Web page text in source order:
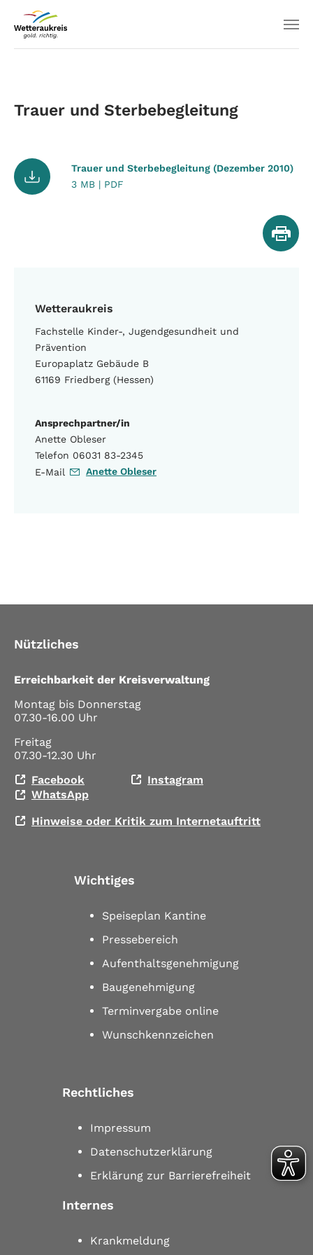
Wetteraukreis
Fachstelle Kinder-, Jugendgesundheit und
Prävention
Europaplatz Gebäude B
61169 Friedberg (Hessen)
Ansprechpartner/in
Anette Obleser
Telefon 06031 83-2345
E-Mail
Anette Obleser
Trauer und Sterbebegleitung
Trauer und Sterbebegleitung (Dezember 2010)
3 MB | PDF
Nützliches
Erreichbarkeit der Kreisverwaltung
Montag bis Donnerstag
07.30-16.00 Uhr
Freitag
07.30-12.30 Uhr
Facebook
Instagram
WhatsApp
Hinweise oder Kritik zum Internetauftritt
Wichtiges
Speiseplan Kantine
Pressebereich
Aufenthaltsgenehmigung
Baugenehmigung
Terminvergabe online
Wunschkennzeichen
Rechtliches
Impressum
Datenschutzerklärung
Erklärung zur Barrierefreiheit
Internes
Krankmeldung